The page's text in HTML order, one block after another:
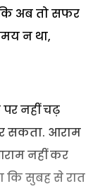
अब तो सफर
न था,
नहीं चढ़
सकता. आराम
नहीं कर
कि सुबह से रात